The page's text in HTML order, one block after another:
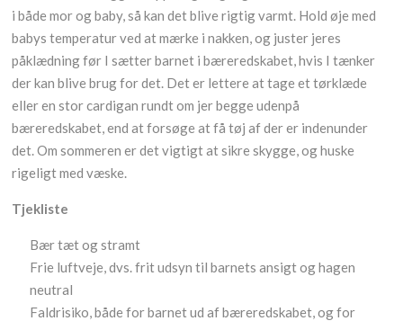
i både mor og baby, så kan det blive rigtig varmt. Hold øje med
babys temperatur ved at mærke i nakken, og juster jeres
påklædning før I sætter barnet i bæreredskabet, hvis I tænker
der kan blive brug for det. Det er lettere at tage et tørklæde
eller en stor cardigan rundt om jer begge udenpå
bæreredskabet, end at forsøge at få tøj af der er indenunder
det. Om sommeren er det vigtigt at sikre skygge, og huske
rigeligt med væske.
Tjekliste
Bær tæt og stramt
Frie luftveje, dvs. frit udsyn til barnets ansigt og hagen
neutral
Faldrisiko, både for barnet ud af bæreredskabet, og for